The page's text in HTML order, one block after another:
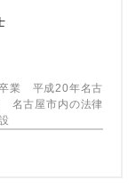
業 平成20年名古
名古屋市内の法律